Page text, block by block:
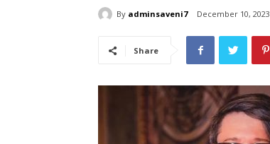
By adminsaveni7 December 10, 2023
Share